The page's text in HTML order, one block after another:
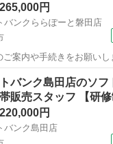
円
バンクららぽーと磐田店
案内や手続きをお願いし
スの工夫、店舗イベント
ずつ覚えていけば
フレットや説...
の他
バンク島田店のソ
販売スタッフ 【研修
円
バンク島田店